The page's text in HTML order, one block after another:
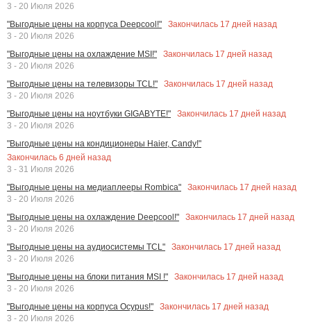
3 - 20 Июля 2026
"Выгодные цены на корпуса Deepcool!"
Закончилась 17 дней назад
3 - 20 Июля 2026
"Выгодные цены на охлаждение MSI!"
Закончилась 17 дней назад
3 - 20 Июля 2026
"Выгодные цены на телевизоры TCL!"
Закончилась 17 дней назад
3 - 20 Июля 2026
"Выгодные цены на ноутбуки GIGABYTE!"
Закончилась 17 дней назад
3 - 20 Июля 2026
"Выгодные цены на кондиционеры Haier, Candy!"
Закончилась 6 дней назад
3 - 31 Июля 2026
"Выгодные цены на медиаплееры Rombica"
Закончилась 17 дней назад
3 - 20 Июля 2026
"Выгодные цены на охлаждение Deepcool!"
Закончилась 17 дней назад
3 - 20 Июля 2026
"Выгодные цены на аудиосистемы TCL"
Закончилась 17 дней назад
3 - 20 Июля 2026
"Выгодные цены на блоки питания MSI !"
Закончилась 17 дней назад
3 - 20 Июля 2026
"Выгодные цены на корпуса Ocypus!"
Закончилась 17 дней назад
3 - 20 Июля 2026